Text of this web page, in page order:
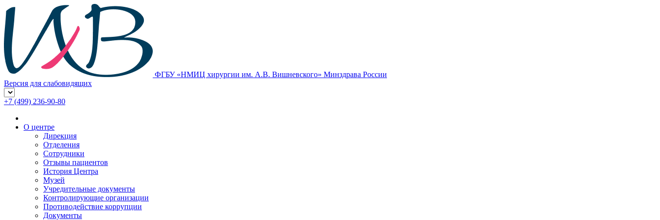
ФГБУ «НМИЦ хирургии им. А.В. Вишневского» Минздрава России
Версия для слабовидящих
+7 (499) 236-90-80
О центре
Дирекция
Отделения
Сотрудники
Отзывы пациентов
История Центра
Музей
Учредительные документы
Контролирующие организации
Противодействие коррупции
Документы